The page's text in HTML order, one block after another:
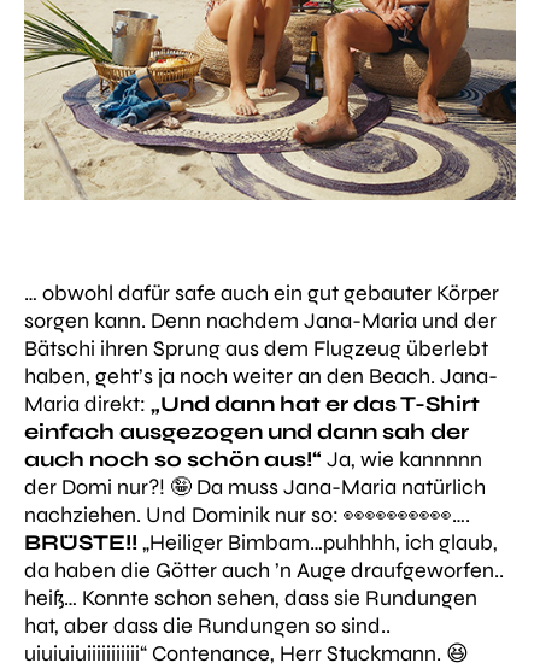
… obwohl dafür safe auch ein gut gebauter Körper
sorgen kann. Denn nachdem Jana-Maria und der
Bätschi ihren Sprung aus dem Flugzeug überlebt
haben, geht’s ja noch weiter an den Beach. Jana-
Maria direkt: „Und dann hat er das T-Shirt
einfach ausgezogen und dann sah der
auch noch so schön aus!“ Ja, wie kannnnn
der Domi nur?! 🤪 Da muss Jana-Maria natürlich
nachziehen. Und Dominik nur so: 👀👀👀👀👀….
BRÜSTE!!„Heiliger Bimbam…puhhhh, ich glaub,
da haben die Götter auch ’n Auge draufgeworfen..
heiß… Konnte schon sehen, dass sie Rundungen
hat, aber dass die Rundungen so sind..
uiuiuiuiiiiiiiiiii“ Contenance, Herr Stuckmann. 😆